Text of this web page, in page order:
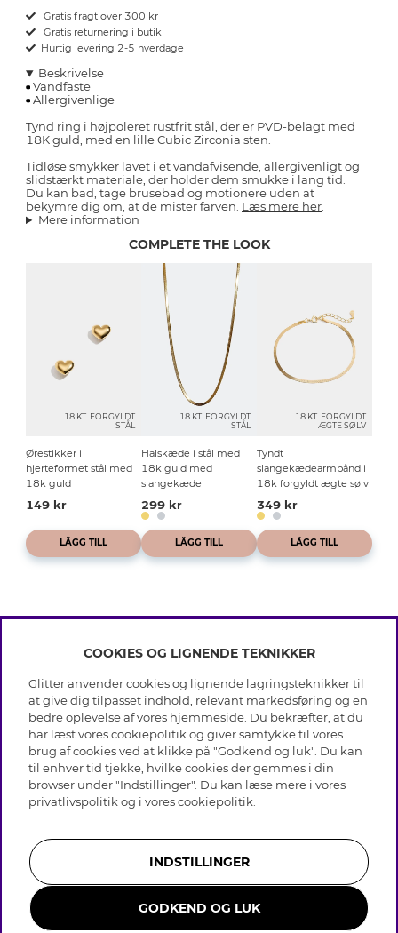
Gratis fragt over 300 kr
Gratis returnering i butik
Hurtig levering 2-5 hverdage
Beskrivelse
Vandfaste
Allergivenlige
Tynd ring i højpoleret rustfrit stål, der er PVD-belagt med
18K guld, med en lille Cubic Zirconia sten.
Tidløse smykker lavet i et vandafvisende, allergivenligt og
slidstærkt materiale, der holder dem smukke i lang tid.
Du kan bad, tage brusebad og motionere uden at
bekymre dig om, at de mister farven. Læs mere her
Mere information
COMPLETE THE LOOK
18 KT. FORGYLDT
STÅL
Ørestikker i
hjerteformet stål med
18k guld
149 kr
LÄGG TILL
18 KT. FORGYLDT
STÅL
Halskæde i stål med
18k guld med
slangekæde
299 kr
LÄGG TILL
18 KT. FORGYLDT
ÆGTE SØLV
Tyndt
slangekædearmbånd i
18k forgyldt ægte sølv
349 kr
LÄGG TILL
INFO
Betingelser
Databeskyttelsespolitik
Cookies
Medlemsbetingelser
Job hos Glitter
Tilbagekaldelse
Gavekortsaldo
OM GLITTER
Black Friday
Vores butikker
Virksomhedens historie
Whistleblowing
Presse & Samarbejde
HJÆLP
Ofte stillede spørsmål
Kundeservice
Plejeråd skindhandsker
Størrelsesguide til ringe
Smykker i rustfrit stål
Bliv medlem
COOKIES OG LIGNENDE TEKNIKKER
Glitter anvender cookies og lignende lagringsteknikker til
at give dig tilpasset indhold, relevant markedsføring og en
bedre oplevelse af vores hjemmeside. Du bekræfter, at du
har læst vores cookiepolitik og giver samtykke til vores
brug af cookies ved at klikke på "Godkend og luk". Du kan
til enhver tid tjekke, hvilke cookies der gemmes i din
browser under "Indstillinger". Du kan læse mere i vores
privatlivspolitik og i vorescookiepolitik
INDSTILLINGER
GODKEND OG LUK